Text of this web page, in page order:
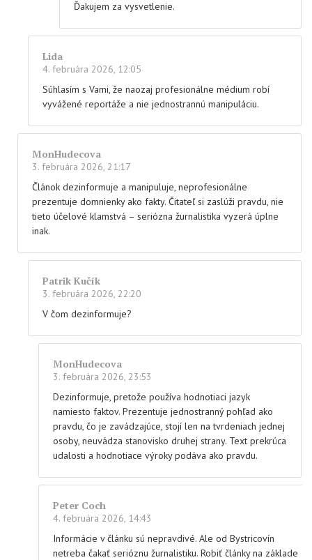
Ďakujem za vysvetlenie.
Lida
4. februára 2026, 12:05
Súhlasím s Vami, že naozaj profesionálne médium robí
vyvážené reportáže a nie jednostrannú manipuláciu.
MonHudecova
3. februára 2026, 21:17
Článok dezinformuje a manipuluje, neprofesionálne
prezentuje domnienky ako fakty. Čitateľ si zaslúži pravdu, nie
tieto účelové klamstvá – seriózna žurnalistika vyzerá úplne
inak.
Patrik Kučík
3. februára 2026, 22:20
V čom dezinformuje?
MonHudecova
3. februára 2026, 23:53
Dezinformuje, pretože používa hodnotiaci jazyk
namiesto faktov. Prezentuje jednostranný pohľad ako
pravdu, čo je zavádzajúce, stojí len na tvrdeniach jednej
osoby, neuvádza stanovisko druhej strany. Text prekrúca
udalosti a hodnotiace výroky podáva ako pravdu.
Peter Coch
4. februára 2026, 14:43
Informácie v článku sú nepravdivé. Ale od Bystricovín
netreba čakať serióznu žurnalistiku. Robiť články na základe